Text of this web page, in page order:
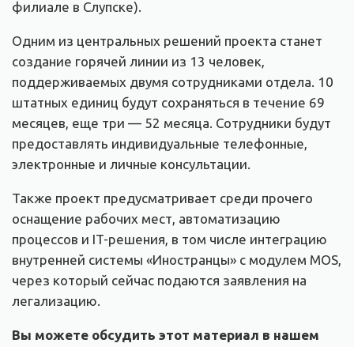
филиале в Слупске).
Одним из центральных решений проекта станет
создание горячей линии из 13 человек,
поддерживаемых двумя сотрудниками отдела. 10
штатных единиц будут сохраняться в течение 69
месяцев, еще три — 52 месяца. Сотрудники будут
предоставлять индивидуальные телефонные,
электронные и личные консультации.
Также проект предусматривает среди прочего
оснащение рабочих мест, автоматизацию
процессов и IT-решения, в том числе интеграцию
внутренней системы «Иностранцы» с модулем MOS,
через который сейчас подаются заявления на
легализацию.
Вы можете обсудить этот материал в нашем